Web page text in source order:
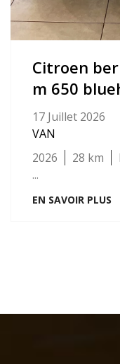
citroen berlingo iii (2) van taille
m 650
17 Juillet 2026
VAN
2026
28
...
EN SAVOIR PLUS